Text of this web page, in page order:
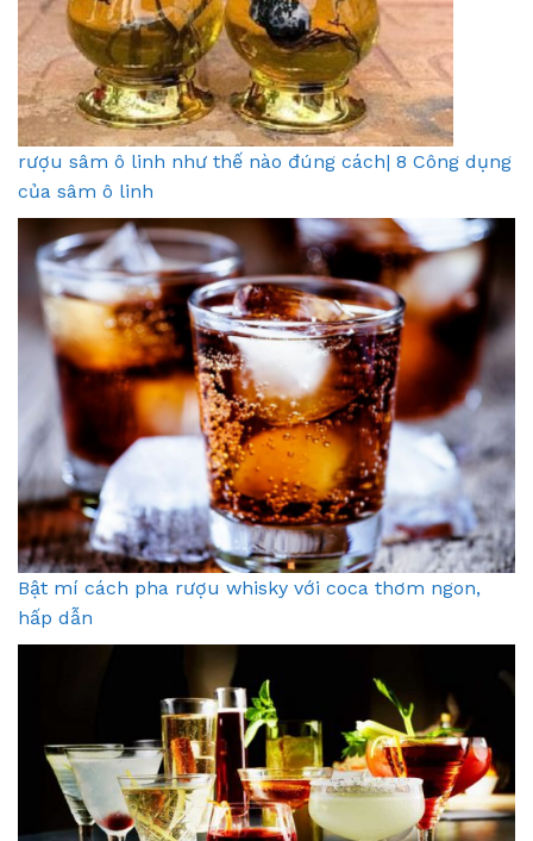
rượu sâm ô linh như thế nào đúng cách| 8 Công dụng
của sâm ô linh
Bật mí cách pha rượu whisky với coca thơm ngon,
hấp dẫn